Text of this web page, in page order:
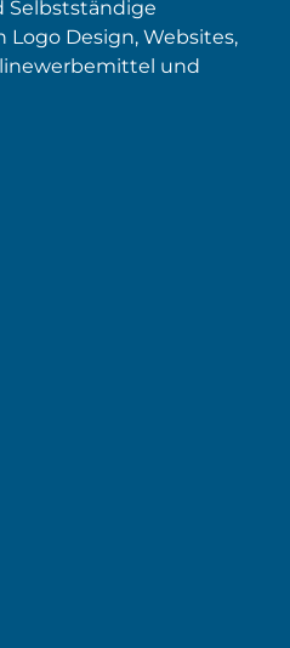
Selbstständige
Design, Websites,
und